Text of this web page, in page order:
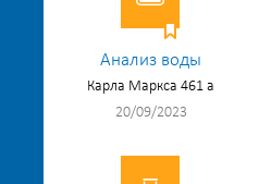
Анализ воды
Карла Маркса 461 а
20/09/2023